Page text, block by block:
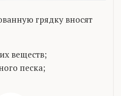
грядку вносят
веществ;
песка;